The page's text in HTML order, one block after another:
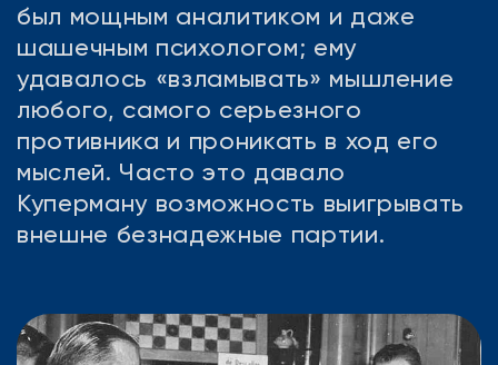
был мощным аналитиком и даже
шашечным психологом; ему
удавалось «взламывать» мышление
любого, самого серьезного
противника и проникать в ход его
мыслей. Часто это давало
Куперману возможность выигрывать
внешне безнадежные партии.